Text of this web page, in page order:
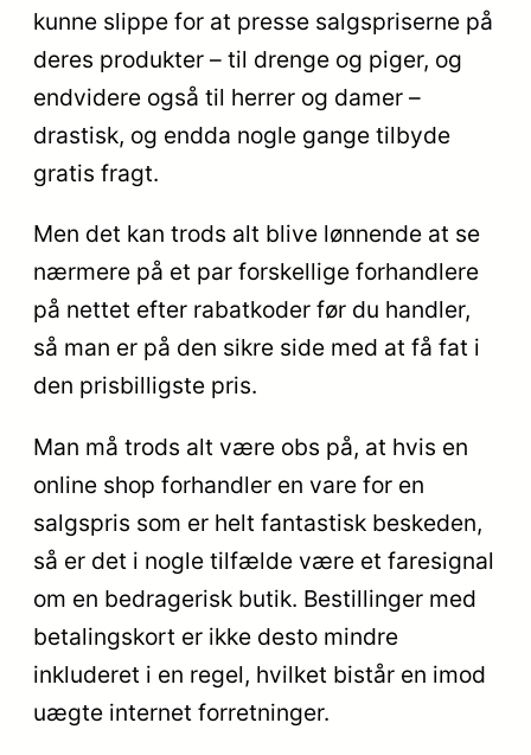
kunne slippe for at presse salgspriserne på
deres produkter – til drenge og piger, og
endvidere også til herrer og damer –
drastisk, og endda nogle gange tilbyde
gratis fragt.
Men det kan trods alt blive lønnende at se
nærmere på et par forskellige forhandlere
på nettet efter rabatkoder før du handler,
så man er på den sikre side med at få fat i
den prisbilligste pris.
Man må trods alt være obs på, at hvis en
online shop forhandler en vare for en
salgspris som er helt fantastisk beskeden,
så er det i nogle tilfælde være et faresignal
om en bedragerisk butik. Bestillinger med
betalingskort er ikke desto mindre
inkluderet i en regel, hvilket bistår en imod
uægte internet forretninger.